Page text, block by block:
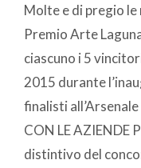
Molte e di pregio
Premio Arte
ciascuno i 5
2015 durante
finalisti
CON LE AZIENDE
distintivo del